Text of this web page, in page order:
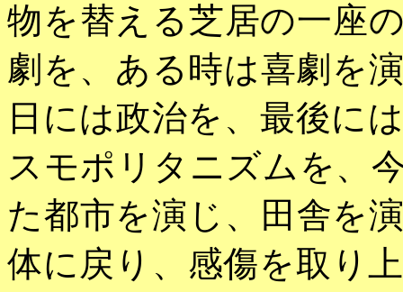
物を替える芝居の一座
劇を、ある時は喜劇を
日には政治を、最後に
スモポリタニズムを、
た都市を演じ、田舎を
体に戻り、感傷を取り